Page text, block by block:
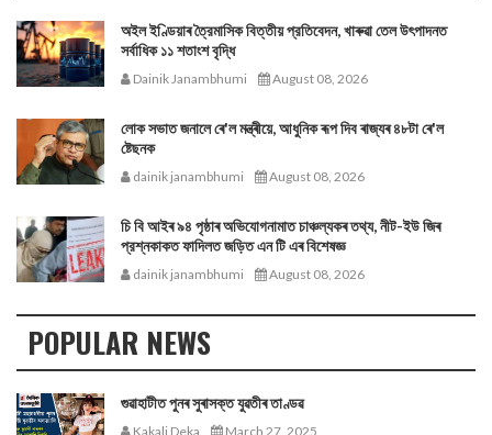
অইল ইণ্ডিয়াৰ ত্রৈমাসিক বিত্তীয় প্রতিবেদন, খাৰুৱা তেল উৎপাদনত
সর্বাধিক ১১ শতাংশ বৃদ্ধি
Dainik Janambhumi August 08, 2026
লোক সভাত জনালে ৰে'ল মন্ত্ৰীয়ে, আধুনিক ৰূপ দিব ৰাজ্যৰ ৪৮টা ৰে'ল
ষ্টেছনক
dainik janambhumi August 08, 2026
চি বি আইৰ ৯৪ পৃষ্ঠাৰ অভিযোগনামাত চাঞ্চল্যকৰ তথ্য, নীট-ইউ জিৰ
প্রশ্নকাকত ফাদিলত জড়িত এন টি এৰ বিশেষজ্ঞ
dainik janambhumi August 08, 2026
POPULAR NEWS
গুৱাহাটীত পুনৰ সুৰাসক্ত যুৱতীৰ তাণ্ডৱ
Kakali Deka March 27, 2025